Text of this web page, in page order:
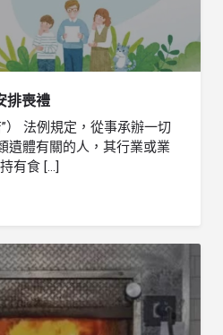
排喪禮
） 法例規定，從事承辦一切
遺體有關的人，其行業或業
有食 […]